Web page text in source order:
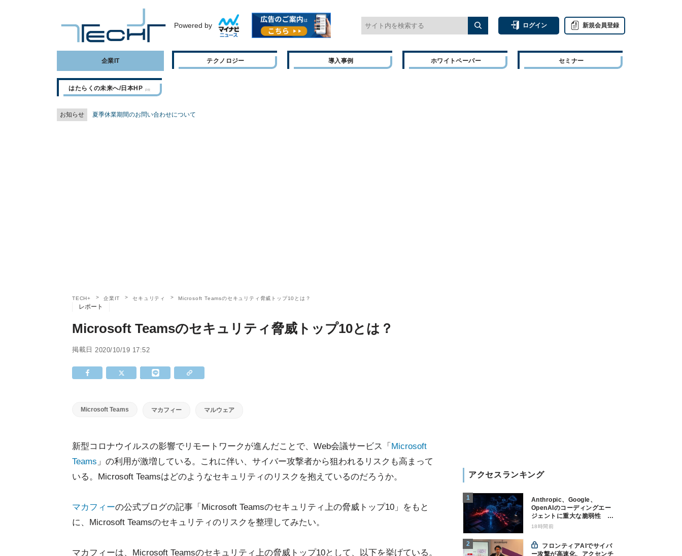
Powered by ログイン 新規会員登録
企業IT テクノロジー 導入事例 ホワイトペーパー セミナー
はたらくの未来へ/日本HP
お知らせ 夏季休業期間のお問い合わせについて
TECH+ 企業IT セキュリティ Microsoft Teamsのセキュリティ脅威トップ10とは？
レポート
Microsoft Teamsのセキュリティ脅威トップ10とは？
掲載日 2020/10/19 17:52
Microsoft Teams マカフィー マルウェア
新型コロナウイルスの影響でリモートワークが進んだことで、Web会議サービス「 Microsoft
Teams 」の利用が激増している。これに伴い、サイバー攻撃者から狙われるリスクも高まって
いる。Microsoft Teamsはどのようなセキュリティのリスクを抱えているのだろうか。
マカフィーの公式ブログの記事「Microsoft Teamsのセキュリティ上の脅威トップ10」をもと
に、Microsoft Teamsのセキュリティのリスクを整理してみたい。
マカフィーは、Microsoft Teamsのセキュリティ上の脅威トップ10として、以下を挙げている。
アクセスランキング
Anthropic、Google、
OpenAIのコーディングエー
ジェントに重大な脆弱性 認
証情報窃取などの恐れ
18時間前
ー攻撃が高速化、アクセンチ